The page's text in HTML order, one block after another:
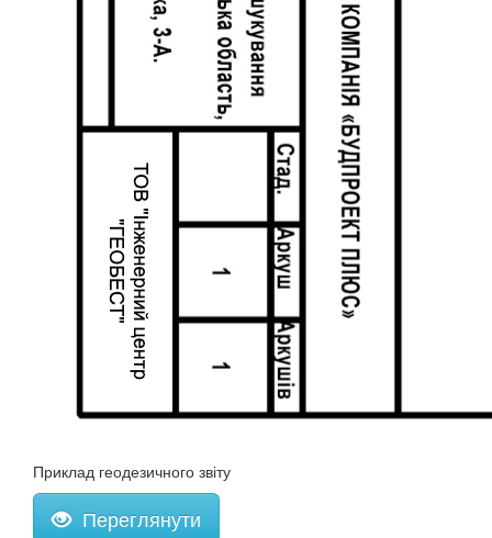
Приклад геодезичного звіту
Переглянути